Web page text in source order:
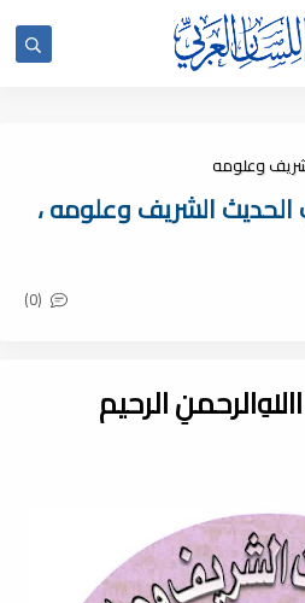
وعلومه
63 - كتب الحديث الشريف وعلومه ،
(0)
اﷲِالرحمنِ الرحيم